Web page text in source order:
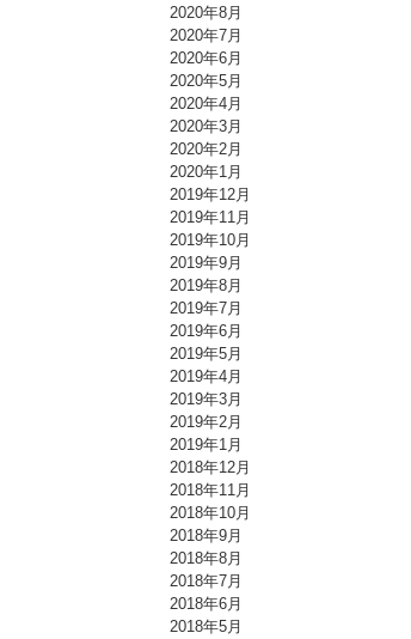
2020年8月
2020年7月
2020年6月
2020年5月
2020年4月
2020年3月
2020年2月
2020年1月
2019年12月
2019年11月
2019年10月
2019年9月
2019年8月
2019年7月
2019年6月
2019年5月
2019年4月
2019年3月
2019年2月
2019年1月
2018年12月
2018年11月
2018年10月
2018年9月
2018年8月
2018年7月
2018年6月
2018年5月